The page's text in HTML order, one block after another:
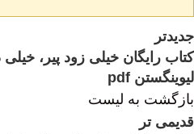
جدیدتر
کتاب رایگان خیلی زود پیر،
لیوینگستن pdf
بازگشت به لیست
قدیمی تر